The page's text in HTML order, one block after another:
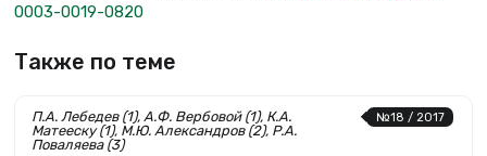
0003-0019-0820
Также по теме
№18 / 2017
П.А. Лебедев (1), А.Ф. Вербовой (1), К.А.
Матееску (1), М.Ю. Александров (2), Р.А.
Поваляева (3)